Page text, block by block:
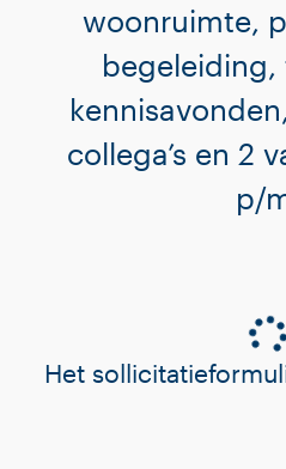
woonruimte,
begeleiding,
collega’s en 2
p/
Het